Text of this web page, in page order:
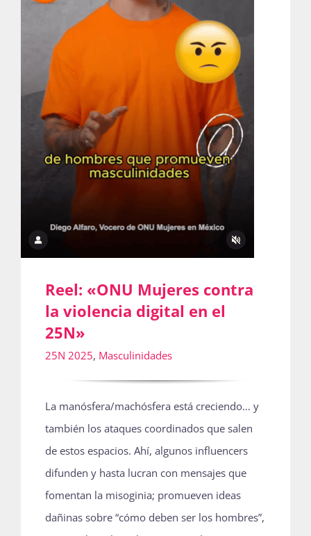
Reel: «ONU Mujeres contra
la violencia digital en el
25N»
25N 2025, Masculinidades
La manósfera/machósfera está creciendo… y
también los ataques coordinados que salen
de estos espacios. Ahí, algunos influencers
difunden y hasta lucran con mensajes que
fomentan la misoginia; promueven ideas
dañinas sobre “cómo deben ser los hombres”,